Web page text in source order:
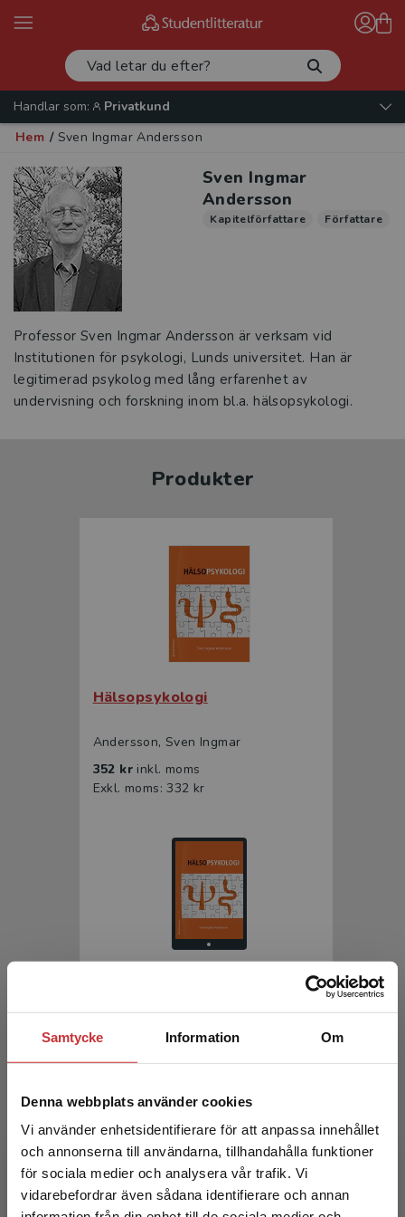
Samtycke Information Om
Denna webbplats använder cookies
Vi använder enhetsidentifierare för att anpassa innehållet
och annonserna till användarna, tillhandahålla funktioner
för sociala medier och analysera vår trafik. Vi
vidarebefordrar även sådana identifierare och annan
Begränsad fraktregion
Handlar som:
Privatkund
Hem / Sven Ingmar Andersson
Sven Ingmar
Andersson
Kapitelförfattare Författare
Professor Sven Ingmar Andersson är verksam vid
Institutionen för psykologi, Lunds universitet. Han är
legitimerad psykolog med lång erfarenhet av
undervisning och forskning inom bl.a. hälsopsykologi.
Produkter
Hälsopsykologi
Andersson, Sven Ingmar
352 kr inkl. moms
Exkl. moms: 332 kr
Andersson, Sven Ingmar
218 krinkl. moms